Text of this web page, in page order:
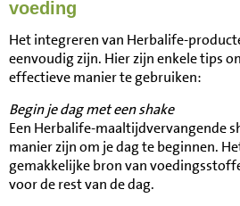
voeding
Het integreren van Herbalife-
eenvoudig zijn. Hier zijn enkele tips
effectieve manier te gebruiken:
Begin je dag met een shake
Een Herbalife-maaltijdvervangende
manier zijn om je dag te beginnen.
gemakkelijke bron van
voor de rest van de dag.